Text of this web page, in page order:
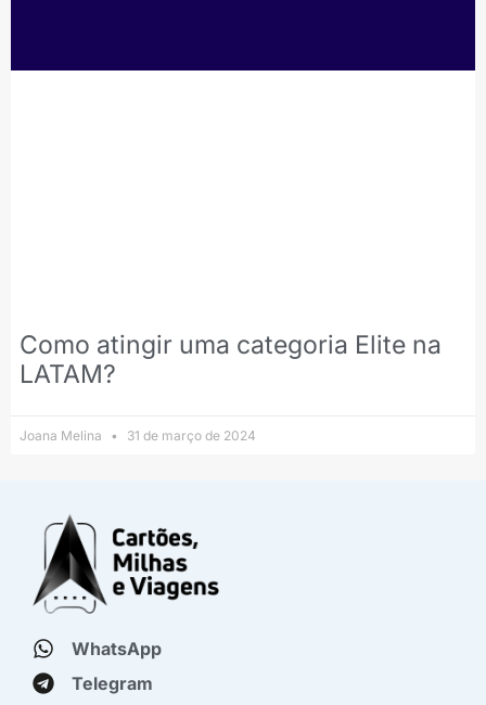
Como atingir uma categoria Elite na
LATAM?
Joana Melina 31 de março de 2024
WhatsApp
Telegram